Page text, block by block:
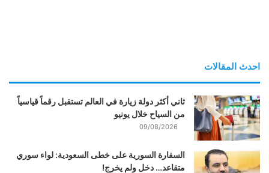
احدث المقالات
ثاني أكثر دولة زيارة في العالم تستقبل رقماً قياسياً
من السياح خلال يونيو
09/08/2026
السفارة السورية على خطى السعودية: لواء سوري
متقاعد… دخل ولم يخرج!